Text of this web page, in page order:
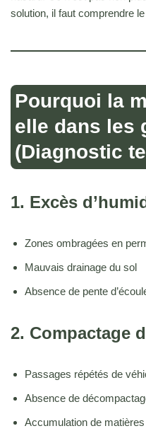
solution, il faut comprendre
Pourquoi la
elle dans les
(Diagnostic
1. Excès
Zones ombragées en
Mauvais drainage du sol
Absence de pente
2. Compactage
Passages répétés de
Absence de
Accumulation de